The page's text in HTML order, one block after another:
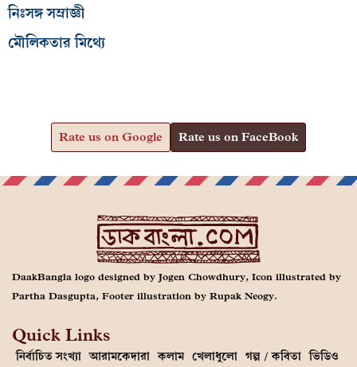
নিঃসঙ্গ সম্রাজ্ঞী
মৌলিকতার মিথ্যে
Rate us on Google Rate us on FaceBook
DaakBangla logo designed by Jogen Chowdhury, Icon illustrated by
Partha Dasgupta, Footer illustration by Rupak Neogy.
Quick Links
নির্বাচিত সংখ্যা আরামকেদারা কলাম খেলাধুলো গল্প / কবিতা ভিডিও